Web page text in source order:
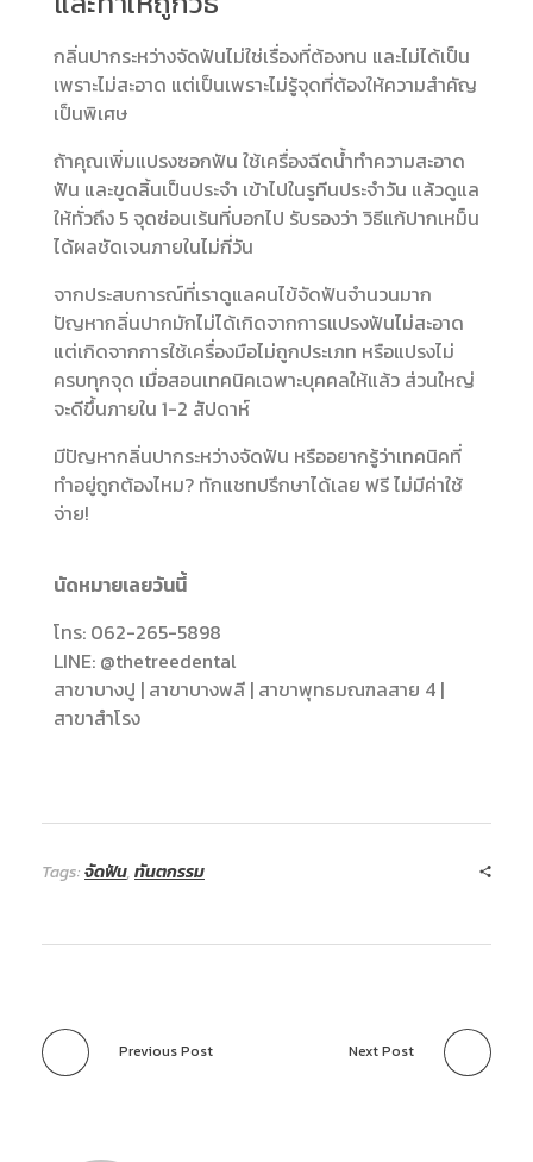
กลิ่นปากระหว่างจัดฟันไม่ใช่เรื่องที่ต้องทน และไม่ได้เป็น
เพราะไม่สะอาด แต่เป็นเพราะไม่รู้จุดที่ต้องให้ความสำคัญ
เป็นพิเศษ
ถ้าคุณเพิ่มแปรงซอกฟัน ใช้เครื่องฉีดน้ำทำความสะอาด
ฟัน และขูดลิ้นเป็นประจำ เข้าไปในรูทีนประจำวัน แล้วดูแล
ให้ทั่วถึง 5 จุดซ่อนเร้นที่บอกไป รับรองว่า วิธีแก้ปากเหม็น
ได้ผลชัดเจนภายในไม่กี่วัน
จากประสบการณ์ที่เราดูแลคนไข้จัดฟันจำนวนมาก
ปัญหากลิ่นปากมักไม่ได้เกิดจากการแปรงฟันไม่สะอาด
แต่เกิดจากการใช้เครื่องมือไม่ถูกประเภท หรือแปรงไม่
ครบทุกจุด เมื่อสอนเทคนิคเฉพาะบุคคลให้แล้ว ส่วนใหญ่
จะดีขึ้นภายใน 1-2 สัปดาห์
มีปัญหากลิ่นปากระหว่างจัดฟัน หรืออยากรู้ว่าเทคนิคที่
ทำอยู่ถูกต้องไหม? ทักแชทปรึกษาได้เลย ฟรี ไม่มีค่าใช้
จ่าย!
นัดหมายเลยวันนี้
โทร: 062-265-5898
LINE: @thetreedental
สาขาบางปู | สาขาบางพลี | สาขาพุทธมณฑลสาย 4 |
สาขาสำโรง
Tags:จัดฟัน,ทันตกรรม
Previous Post Next Post